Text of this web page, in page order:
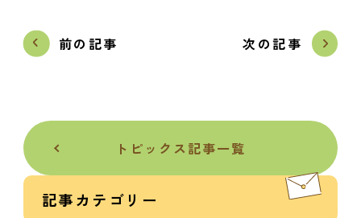
前の記事 次の記事
トピックス記事一覧
記事カテゴリー